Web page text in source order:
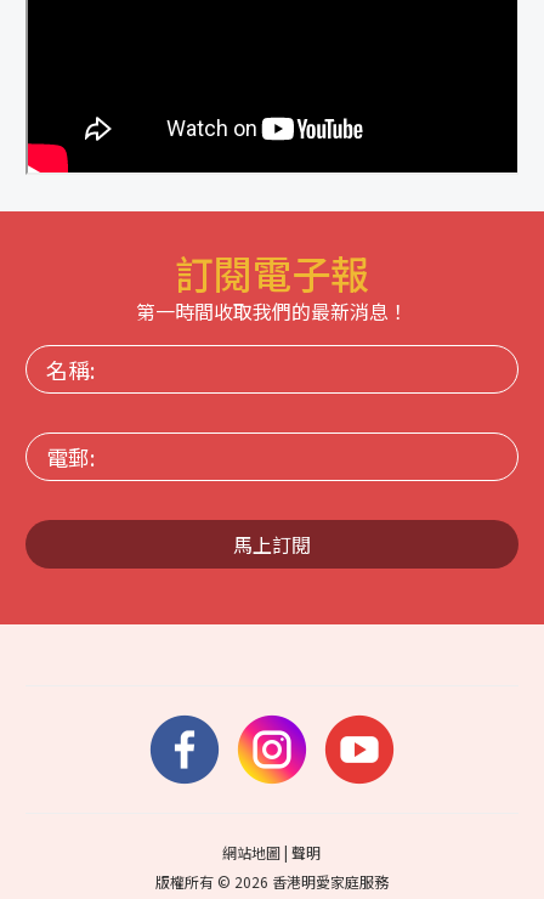
訂閱電子報
第一時間收取我們的最新消息！
名
稱:
電
郵:
馬上訂閱
網站地圖|聲明
版權所有 © 2026 香港明愛家庭服務